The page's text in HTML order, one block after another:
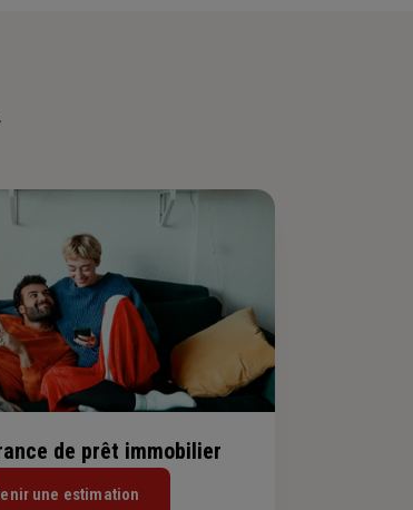
de prêt immobilier
une estimation